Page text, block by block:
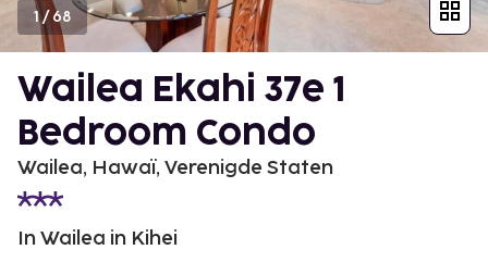
1/68
Wailea Ekahi 37e 1
Bedroom Condo
Wailea, Hawaï, Verenigde Staten
In Wailea in Kihei